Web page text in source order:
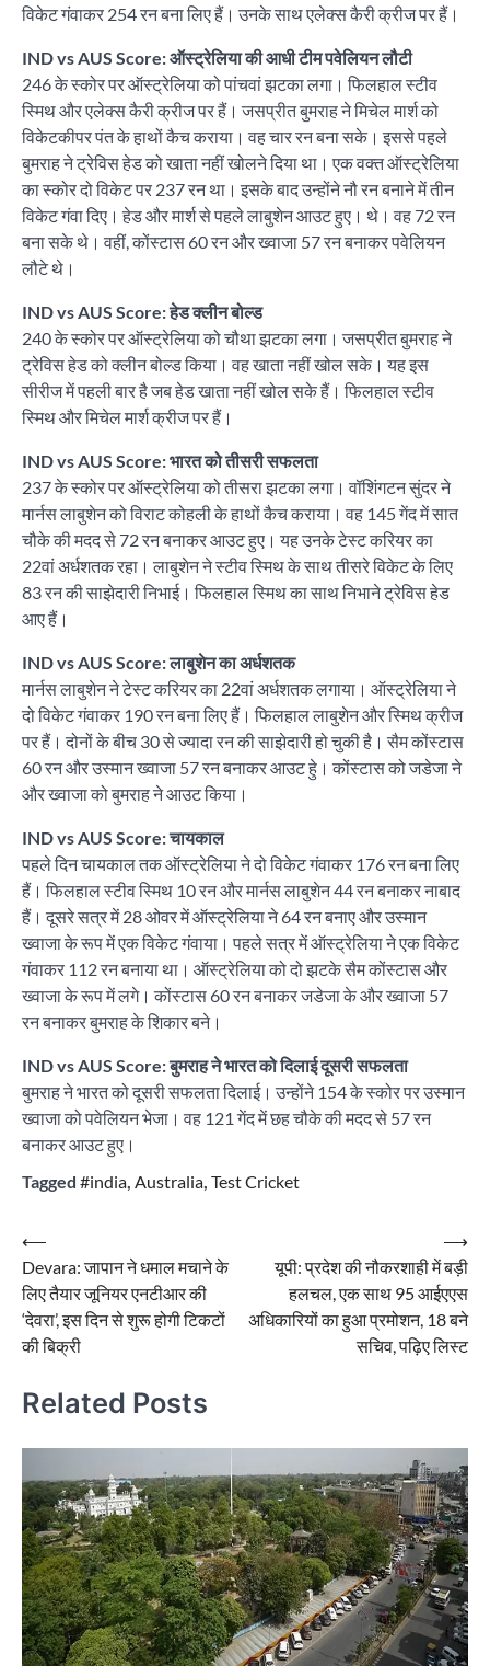
विकेट गंवाकर 254 रन बना लिए हैं। उनके साथ एलेक्स कैरी क्रीज पर हैं।
IND vs AUS Score: ऑस्ट्रेलिया की आधी टीम पवेलियन लौटी
246 के स्कोर पर ऑस्ट्रेलिया को पांचवां झटका लगा। फिलहाल स्टीव
स्मिथ और एलेक्स कैरी क्रीज पर हैं। जसप्रीत बुमराह ने मिचेल मार्श को
विकेटकीपर पंत के हाथों कैच कराया। वह चार रन बना सके। इससे पहले
बुमराह ने ट्रेविस हेड को खाता नहीं खोलने दिया था। एक वक्त ऑस्ट्रेलिया
का स्कोर दो विकेट पर 237 रन था। इसके बाद उन्होंने नौ रन बनाने में तीन
विकेट गंवा दिए। हेड और मार्श से पहले लाबुशेन आउट हुए। थे। वह 72 रन
बना सके थे। वहीं, कोंस्टास 60 रन और ख्वाजा 57 रन बनाकर पवेलियन
लौटे थे।
IND vs AUS Score: हेड क्लीन बोल्ड
240 के स्कोर पर ऑस्ट्रेलिया को चौथा झटका लगा। जसप्रीत बुमराह ने
ट्रेविस हेड को क्लीन बोल्ड किया। वह खाता नहीं खोल सके। यह इस
सीरीज में पहली बार है जब हेड खाता नहीं खोल सके हैं। फिलहाल स्टीव
स्मिथ और मिचेल मार्श क्रीज पर हैं।
IND vs AUS Score: भारत को तीसरी सफलता
237 के स्कोर पर ऑस्ट्रेलिया को तीसरा झटका लगा। वॉशिंगटन सुंदर ने
मार्नस लाबुशेन को विराट कोहली के हाथों कैच कराया। वह 145 गेंद में सात
चौके की मदद से 72 रन बनाकर आउट हुए। यह उनके टेस्ट करियर का
22वां अर्धशतक रहा। लाबुशेन ने स्टीव स्मिथ के साथ तीसरे विकेट के लिए
83 रन की साझेदारी निभाई। फिलहाल स्मिथ का साथ निभाने ट्रेविस हेड
आए हैं।
IND vs AUS Score: लाबुशेन का अर्धशतक
मार्नस लाबुशेन ने टेस्ट करियर का 22वां अर्धशतक लगाया। ऑस्ट्रेलिया ने
दो विकेट गंवाकर 190 रन बना लिए हैं। फिलहाल लाबुशेन और स्मिथ क्रीज
पर हैं। दोनों के बीच 30 से ज्यादा रन की साझेदारी हो चुकी है। सैम कोंस्टास
60 रन और उस्मान ख्वाजा 57 रन बनाकर आउट हुे। कोंस्टास को जडेजा ने
और ख्वाजा को बुमराह ने आउट किया।
IND vs AUS Score: चायकाल
पहले दिन चायकाल तक ऑस्ट्रेलिया ने दो विकेट गंवाकर 176 रन बना लिए
हैं। फिलहाल स्टीव स्मिथ 10 रन और मार्नस लाबुशेन 44 रन बनाकर नाबाद
हैं। दूसरे सत्र में 28 ओवर में ऑस्ट्रेलिया ने 64 रन बनाए और उस्मान
ख्वाजा के रूप में एक विकेट गंवाया। पहले सत्र में ऑस्ट्रेलिया ने एक विकेट
गंवाकर 112 रन बनाया था। ऑस्ट्रेलिया को दो झटके सैम कोंस्टास और
ख्वाजा के रूप में लगे। कोंस्टास 60 रन बनाकर जडेजा के और ख्वाजा 57
रन बनाकर बुमराह के शिकार बने।
IND vs AUS Score: बुमराह ने भारत को दिलाई दूसरी सफलता
बुमराह ने भारत को दूसरी सफलता दिलाई। उन्होंने 154 के स्कोर पर उस्मान
ख्वाजा को पवेलियन भेजा। वह 121 गेंद में छह चौके की मदद से 57 रन
बनाकर आउट हुए।
Tagged #india, Australia, Test Cricket
Post
navigation
⟵
Devara: जापान ने धमाल मचाने के
लिए तैयार जूनियर एनटीआर की
‘देवरा’, इस दिन से शुरू होगी टिकटों
की बिक्री
यूपी: प्रदेश की नौकरशाही में बड़ी
हलचल, एक साथ 95 आईएएस
अधिकारियों का हुआ प्रमोशन, 18 बने
सचिव, पढ़िए लिस्ट
⟶
Related Posts